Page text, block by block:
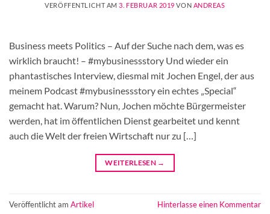
VERÖFFENTLICHT AM3. FEBRUAR 2019 VON ANDREAS
Business meets Politics – Auf der Suche nach dem, was es
wirklich braucht! – #mybusinessstory Und wieder ein
phantastisches Interview, diesmal mit Jochen Engel, der aus
meinem Podcast #mybusinessstory ein echtes „Special“
gemacht hat. Warum? Nun, Jochen möchte Bürgermeister
werden, hat im öffentlichen Dienst gearbeitet und kennt
auch die Welt der freien Wirtschaft nur zu […]
WEITERLESEN →
Veröffentlicht am Artikel Hinterlasse einen Kommentar